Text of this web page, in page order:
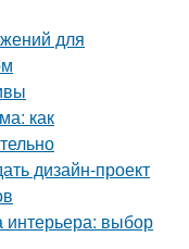
для
как
дизайн-проект
интерьера: выбор